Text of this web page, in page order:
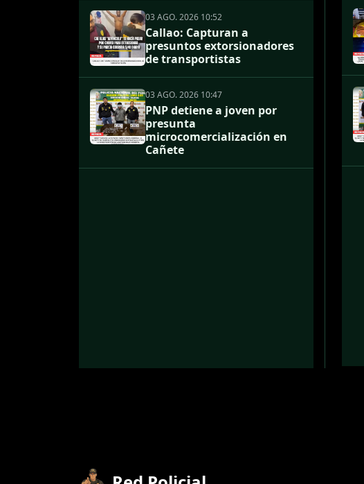
03 AGO. 2026 10:52
Callao: Capturan a
presuntos extorsionadores
de transportistas
03 AGO. 2026 10:47
PNP detiene a joven por
presunta
microcomercialización en
Cañete